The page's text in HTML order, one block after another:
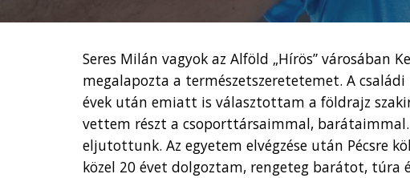
Seres Milán vagyok az Alföld „Hírös” városában
megalapozta a természetszeretetemet. A
évek után emiatt is választottam a földrajz
vettem részt a csoporttársaimmal,
eljutottunk. Az egyetem elvégzése után Pécsre
közel 20 évet dolgoztam, rengeteg barátot,